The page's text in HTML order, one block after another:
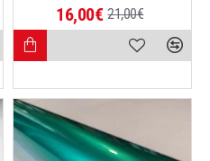
16,00€ 21,00€